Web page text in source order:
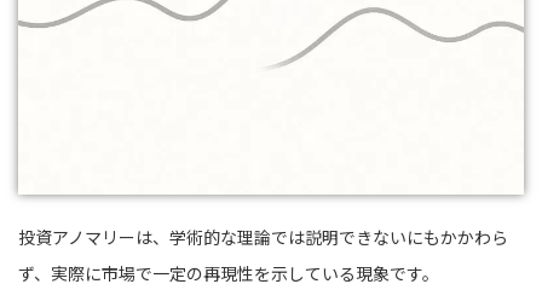
投資アノマリーは、学術的な理論では説明できないにもかかわら
ず、実際に市場で一定の再現性を示している現象です。